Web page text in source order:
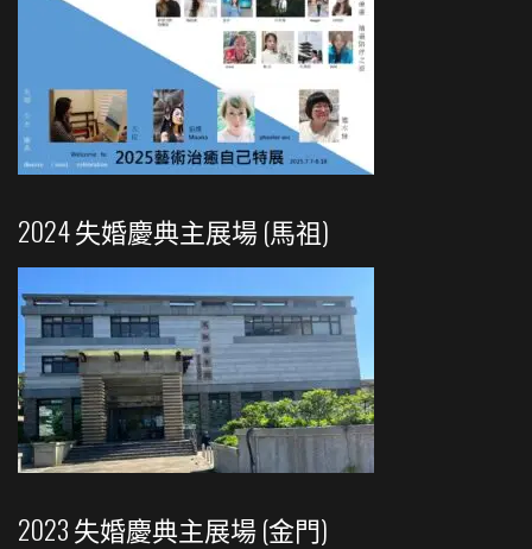
2024 失婚慶典主展場 (馬祖)
2023 失婚慶典主展場 (金門)